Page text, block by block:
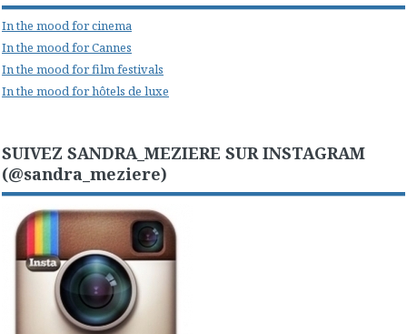
In the mood for cinema
In the mood for Cannes
In the mood for film festivals
In the mood for hôtels de luxe
SUIVEZ SANDRA_MEZIERE SUR INSTAGRAM
(@sandra_meziere)